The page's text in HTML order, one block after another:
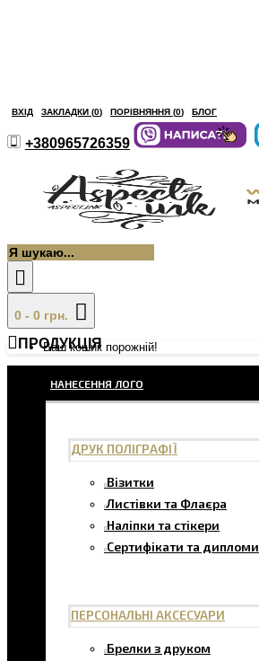
ВХІД ЗАКЛАДКИ (0) ПОРІВНЯННЯ (0) БЛОГ
+380965726359
0 - 0 грн.
Ваш кошик порожній!
ПРОДУКЦІЯ
НАНЕСЕННЯ ЛОГО
ДРУК ПОЛІГРАФІЇ
Візитки
Листівки та Флаєра
Наліпки та стікери
Сертифікати та дипломи
ПЕРСОНАЛЬНІ АКСЕСУАРИ
Брелки з друком